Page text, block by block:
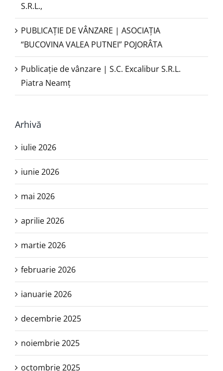
S.R.L.,
PUBLICAŢIE DE VÂNZARE | ASOCIAȚIA
“BUCOVINA VALEA PUTNEI” POJORÂTA
Publicație de vânzare | S.C. Excalibur S.R.L.
Piatra Neamţ
Arhivă
iulie 2026
iunie 2026
mai 2026
aprilie 2026
martie 2026
februarie 2026
ianuarie 2026
decembrie 2025
noiembrie 2025
octombrie 2025